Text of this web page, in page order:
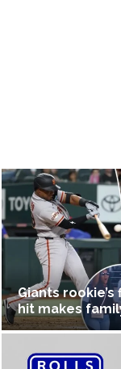
Giants
hit makes